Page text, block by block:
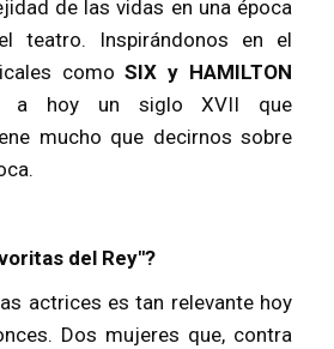
de las vidas en una época
teatro. Inspirándonos en el
comoSIX y HAMILTON
a hoy un siglo XVII que
mucho que decirnos sobre
del Rey"?
actrices es tan relevante hoy
Dos mujeres que, contra